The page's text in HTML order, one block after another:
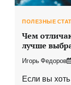
ПОЛЕЗНЫЕ
Чем
лучше
Игорь Федоров
Если вы